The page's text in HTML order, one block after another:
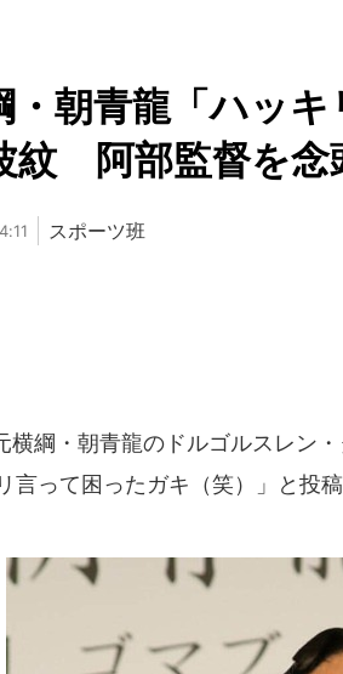
・朝青龍「ハッ
紋 阿部監督を念
スポーツ班
横綱・朝青龍のドルゴルスレン
言って困ったガキ（笑）」と投